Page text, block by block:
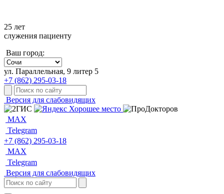
25 лет
служения пациенту
Ваш город:
ул. Параллельная, 9 литер 5
+7 (862) 295-03-18
Версия для слабовидящих
MAX
Telegram
+7 (862) 295-03-18
MAX
Telegram
Версия для слабовидящих